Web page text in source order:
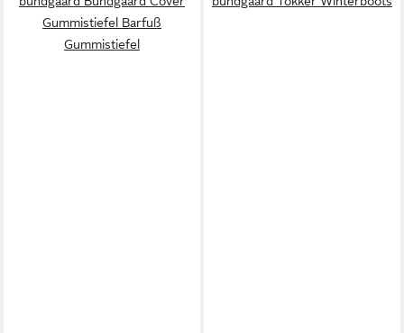
Gummistiefel Barfuß
Gummistiefel